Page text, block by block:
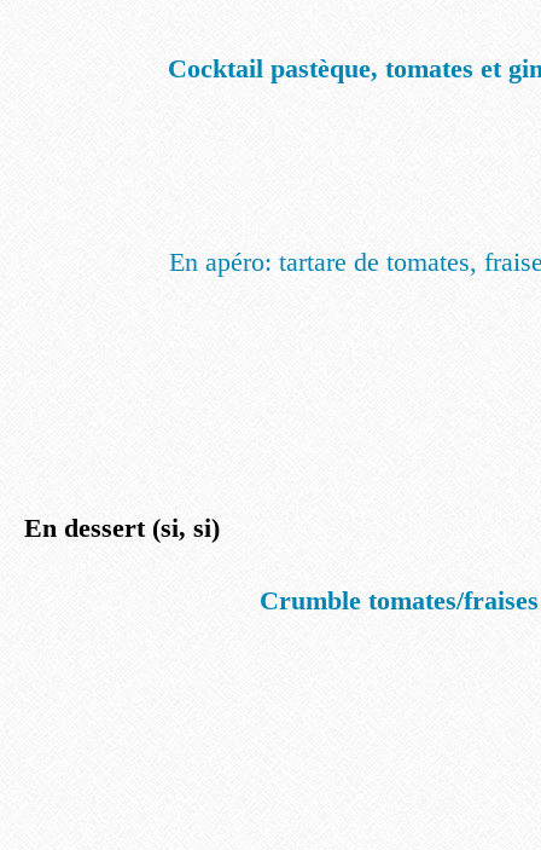
Cocktail pastèque, tomates et
En apéro: tartare de tomates,
En dessert (si, si)
Crumble tomates/fraises